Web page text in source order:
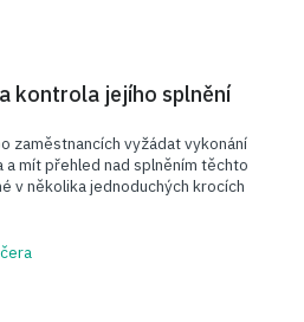
kontrola jejího splnění
zaměstnancích vyžádat vykonání
mít přehled nad splněním těchto
v několika jednoduchých krocích